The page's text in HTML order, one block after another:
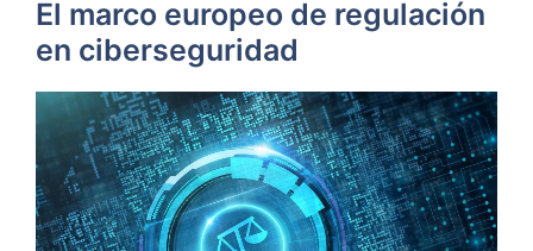
El marco europeo de regulación
en ciberseguridad